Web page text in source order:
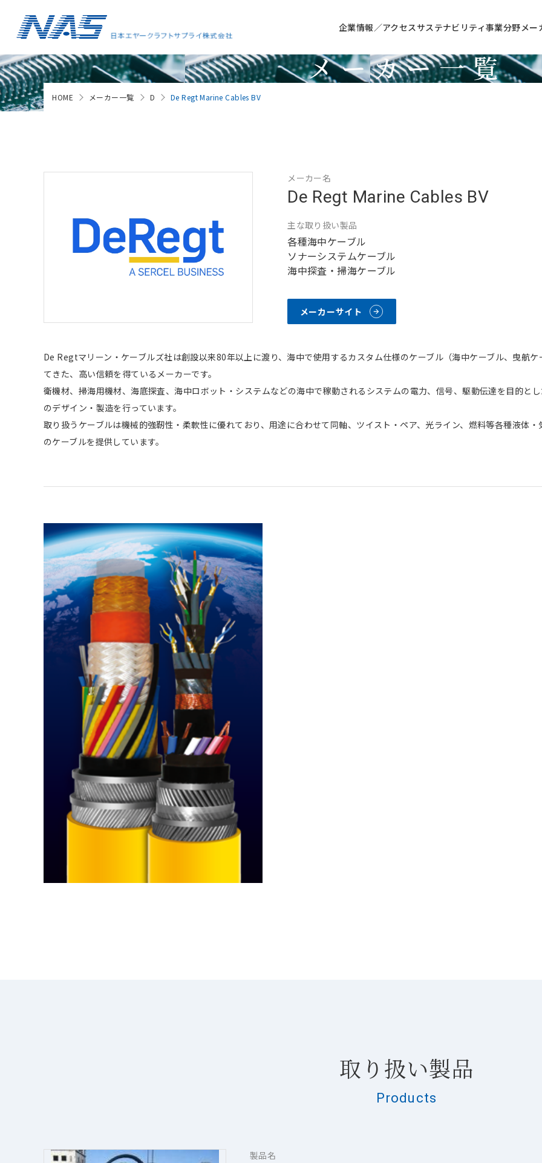
企業情報／アクセスサステナビリティ事業分野メー
メーカー一覧
HOME メーカー一覧 D De Regt Marine Cables BV
メーカー名
De Regt Marine Cables BV
主な取り扱い製品
各種海中ケーブル
ソナーシステムケーブル
海中探査・掃海ケーブル
メーカーサイト
De Regtマリーン・ケーブルズ社は創設以来80年以上に渡り、海中で使用するカスタム仕様のケーブル（海中ケーブル、曳航
てきた、高い信頼を得ているメーカーです。
衛機材、掃海用機材、海底探査、海中ロボット・システムなどの海中で稼動されるシステムの電力、信号、駆動伝達を目的と
のデザイン・製造を行っています。
取り扱うケーブルは機械的強靭性・柔軟性に優れており、用途に合わせて同軸、ツイスト・ペア、光ライン、燃料等各種液体
のケーブルを提供しています。
取り扱い製品
Products
製品名